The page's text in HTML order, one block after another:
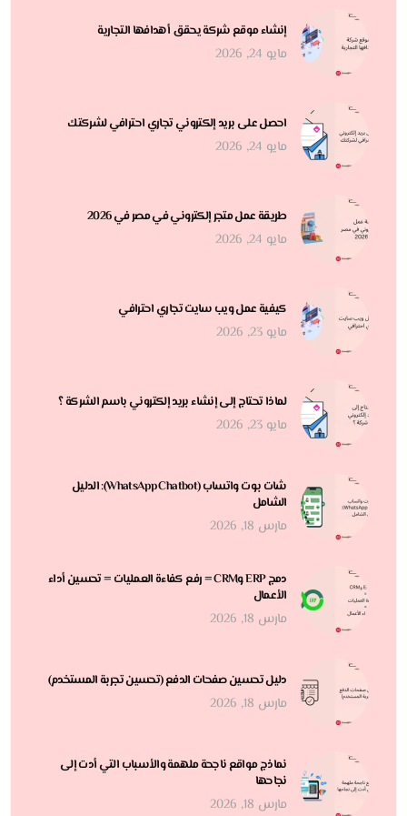
إنشاء موقع شركة يحقق أهدافها التجارية
مايو 24, 2026
احصل على بريد إلكتروني تجاري احترافي لشركتك
مايو 24, 2026
طريقة عمل متجر إلكتروني في مصر في 2026
مايو 24, 2026
كيفية عمل ويب سايت تجاري احترافي
مايو 23, 2026
لماذا تحتاج إلى إنشاء بريد إلكتروني باسم الشركة ؟
مايو 23, 2026
شات بوت واتساب (WhatsApp Chatbot): الدليل
الشامل
مارس 18, 2026
دمج ERP وCRM = رفع كفاءة العمليات = تحسين أداء
الأعمال
مارس 18, 2026
دليل تحسين صفحات الدفع (تحسين تجربة المستخدم)
مارس 18, 2026
نماذج مواقع ناجحة ملهمة والأسباب التي أدت إلى
نجاحها
مارس 18, 2026